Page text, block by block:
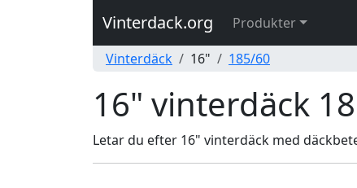
Vinterdack.org
Produkter
Vinterdäck
16" 185/60
16" vinterdäck
Letar du efter 16" vinterdäck med